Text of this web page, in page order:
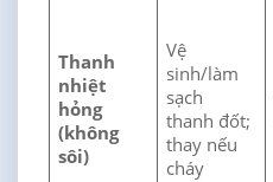
Thanh
nhiệt
hỏng
(không
sôi)
Vệ
sinh/làm
sạch
thanh đốt;
thay nếu
cháy